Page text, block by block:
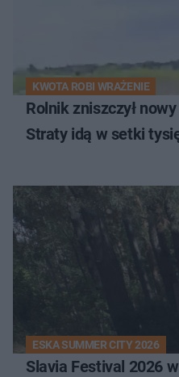
KWOTA ROBI WRAŻENIE
Rolnik zniszczył
Straty idą w setki
ESKA SUMMER CITY 2026
Slavia Festival 2026